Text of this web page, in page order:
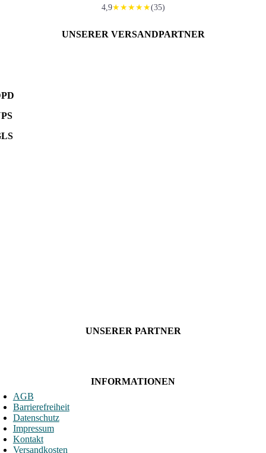
4,9★★★★★(35)
UNSERER VERSANDPARTNER
UNSERER PARTNER
INFORMATIONEN
AGB
Barrierefreiheit
Datenschutz
Impressum
Kontakt
Versandkosten